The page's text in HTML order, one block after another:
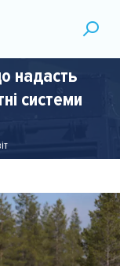
надасть
системи